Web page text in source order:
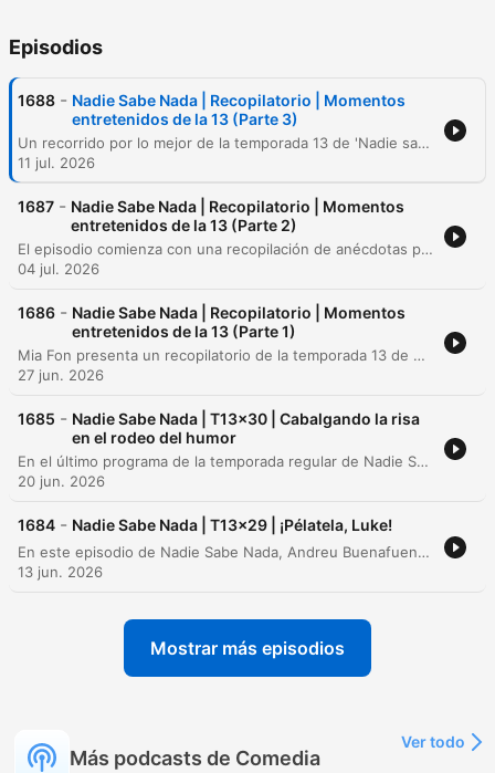
Episodios
1688 - Nadie Sabe Nada | Recopilatorio | Momentos
entretenidos de la 13 (Parte 3)
Un recorrido por lo mejor de la temporada 13 de 'Nadie sabe nada', que incluye desde anécdotas sobre la construcción de la Villa Olímpica de Barcelona y fallos estructurales en edificios, hasta reflexiones cómicas sobre la rutina y experiencias en resonancias magnéticas. El episodio transita por juegos, curiosidades históricas sobre el tratado de Utrecht y debates absurdos sobre el uso de secadores de pelo, concluyendo con la despedida de los presentadores antes del descanso de verano.
11 jul. 2026
1687 - Nadie Sabe Nada | Recopilatorio | Momentos
entretenidos de la 13 (Parte 2)
El episodio comienza con una recopilación de anécdotas personales sobre cumpleaños y diferencias de edad, incluyendo una parodia de una radio antigua de onda media (AM). Posteriormente, los presentadores improvisan canciones, comparten recuerdos de infancia y presentan a Silver Balloon Balsells en una sección de humor negro y tecnología adversa. El segmento final cuenta con la participación del invitado Silver, quien bromea sobre su supuesta responsabilidad en la incomodidad de los viajes en avión. El programa concluye con las actuaciones musicales de Alberto y Johnny Frenillo, caracterizadas por su caos y desconexión.
04 jul. 2026
1686 - Nadie Sabe Nada | Recopilatorio | Momentos
entretenidos de la 13 (Parte 1)
Mia Fon presenta un recopilatorio de la temporada 13 de Nadie Sabe Nada, que incluye sketches sobre la tecnología de las tostadoras y un intento de contacto con el fallecido Doctor Polipo mediante una sesión de espiritismo. El episodio también aborda la distorsión temporal entre la grabación y la emisión, comparte la anécdota de un instalador de ventiladores que bebió vinagre para frenar el hipo y debate sobre las implicaciones de intercambiar cuerpos entre los presentadores.
27 jun. 2026
1685 - Nadie Sabe Nada | T13x30 | Cabalgando la risa
en el rodeo del humor
En el último programa de la temporada regular de Nadie Sabe Nada, los presentadores estrenan un nuevo juego basado en inteligencia artificial llamado 'Words People' y reflexionan sobre la evolución de la croqueta. El episodio recorre diversas anécdotas personales, desde experiencias gastronómicas con el pie de cerdo hasta teorías sobre la inteligencia de los pulpos y disputas domésticas por la organización de bolígrafos. El programa continúa abordando preguntas de los oyentes sobre la calidad del café en Italia, la experiencia de viajar en avión y dilemas culinarios sobre el aliño de ensaladas. La emisión concluye con una despedida de temporada que incluye una improvisación musical cómica y un agradecimiento al equipo y a la audiencia.
20 jun. 2026
1684 - Nadie Sabe Nada | T13x29 | ¡Pélatela, Luke!
En este episodio de Nadie Sabe Nada, Andreu Buenafuente y Berto Romero reflexionan sobre el final de la temporada, abordando temas que van desde la sexología y la percepción de la voz hasta curiosidades históricas. A través de un dinámico intercambio de preguntas del público, los presentadores debaten sobre la configuración del teclado QWERTY, la física en Star Wars y la higiene en los baños. El programa también incluye juegos como 'Birthdays', menciones a la labor de Payasos sin Fronteras y una charla sobre los cambios que acompañan al paso de la edad, cerrando con anécdotas sobre citas médicas y la desaparición del bidet.
13 jun. 2026
Mostrar más episodios
Más podcasts de Comedia
Ver todo